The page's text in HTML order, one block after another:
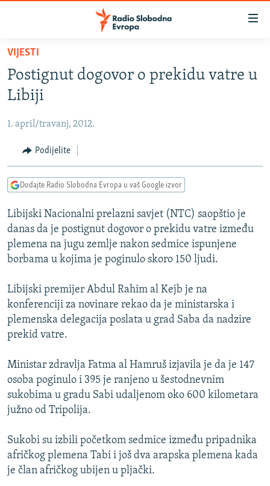
Pređite
glavni
sadržaj
na
navigaciju
Pređite
na
BOSNA I HERCEGOVINA
SRBIJA
KOSOVO
CRNA GORA
VIDEO
FOTOGALERIJE
INFOGRAFIKE
PODCASTI
RAT U UKRAJINI
KINA NA BALKANU
RSE PRIČE IZ SVIJETA
ISPRIČAJ MI
DNEVNO@RSE
SPECIJALI RSE
GENOCID U SREBRENICI
POPLAVE I KLIZIŠTA U BIH 2024.
TV LIBERTY
POST SCRIPTUM
MOJA EVROPA
TRI DECENIJE OD RATA U BIH
Sve RFE/RL stranice
VIJESTI
Postignut dogovor o prekidu vatre u
Libiji
1. april/travanj, 2012.
Podijelite
Dodajte Radio Slobodna Evropa u vaš Google izvor
Libijski Nacionalni prelazni savjet (NTC) saopštio je
danas da je postignut dogovor o prekidu vatre između
plemena na jugu zemlje nakon sedmice ispunjene
borbama u kojima je poginulo skoro 150 ljudi.
Libijski premijer Abdul Rahim al Kejb je na
konferenciji za novinare rekao da je ministarska i
plemenska delegacija poslata u grad Saba da nadzire
prekid vatre.
Ministar zdravlja Fatma al Hamruš izjavila je da je 147
osoba poginulo i 395 je ranjeno u šestodnevnim
sukobima u gradu Sabi udaljenom oko 600 kilometara
južno od Tripolija.
Sukobi su izbili početkom sedmice između pripadnika
afričkog plemena Tabi i još dva arapska plemena kada
je član afričkog ubijen u pljački.